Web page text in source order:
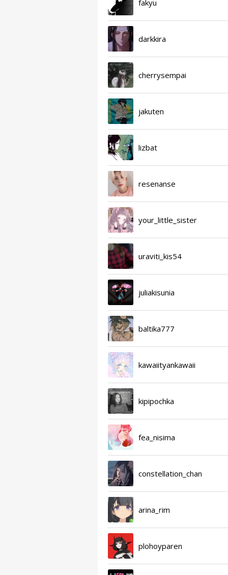
fakyu
darkkira
cherrysempai
jakuten
lizbat
resenanse
your_little_sister
uraviti_kis54
juliakisunia
baltika777
kawaiityankawaii
kipipochka
fea_nisima
constellation_chan
arina_rim
plohoyparen